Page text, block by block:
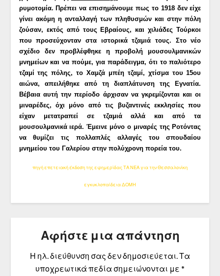
ρυμοτομία. Πρέπει να επισημάνουμε πως το 1918 δεν είχε
γίνει ακόμη η ανταλλαγή των πληθυσμών και στην πόλη
ζούσαν, εκτός από τους Εβραίους, και χιλιάδες Τούρκοι
που προσεύχονταν στα ιστορικά τζαμιά τους. Στο νέο
σχέδιο δεν προβλέφθηκε η προβολή μουσουλμανικών
μνημείων και να πούμε, για παράδειγμα, ότι το παλιότερο
τζαμί της πόλης, το Χαμζά μπέη τζαμί, χτίσμα του 15ου
αιώνα, απειλήθηκε από τη διαπλάτυνση της Εγνατία.
Βέβαια αυτή την περίοδο άρχισαν να γκρεμίζονται και οι
μιναρέδες, όχι μόνο από τις βυζαντινές εκκλησίες που
είχαν μετατραπεί σε τζαμιά αλλά και από τα
μουσουλμανικά ιερά. Έμεινε μόνο ο μιναρές της Ροτόντας
να θυμίζει τις πολλαπλές αλλαγές του σπουδαίου
μνημείου του Γαλερίου στην πολύχρονη πορεία του.
πηγή επετειακή έκδοση της εφημερίδας ΤΑ ΝΕΑ για την Θεσσαλονίκη
εγκυκλοπαίδεια ΔΟΜΗ
Αφήστε μια απάντηση
Η ηλ. διεύθυνση σας δεν δημοσιεύεται.Τα
υποχρεωτικά πεδία σημειώνονται με *